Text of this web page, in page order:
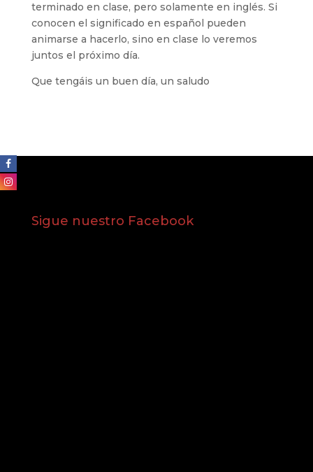
terminado en clase, pero solamente en inglés. Si
conocen el significado en español pueden
animarse a hacerlo, sino en clase lo veremos
juntos el próximo día.
Que tengáis un buen día, un saludo
Sigue nuestro Facebook